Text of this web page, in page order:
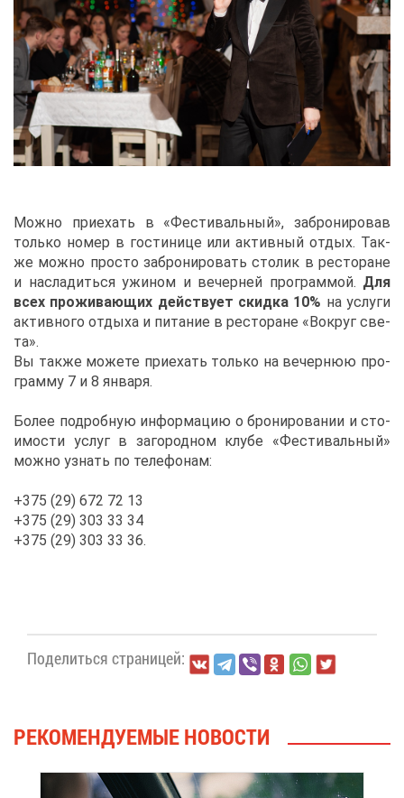
Мож­но при­е­хать в «Фе­сти­валь­ный», за­бро­ни­ро­вав
толь­ко но­мер в го­сти­ни­це или ак­тив­ный от­дых. Та­к­
же мож­но про­сто за­бро­ни­ро­вать сто­лик в ре­сто­ране
и на­сла­дить­ся ужи­ном и ве­чер­ней про­грам­мой. Для
всех про­жи­ва­ю­щих дей­ству­ет скид­ка 10% на услу­ги
ак­тив­но­го от­ды­ха и пи­та­ние в ре­сто­ране «Во­круг све­
та».
Вы та­к­же мо­же­те при­е­хать толь­ко на ве­чер­нюю про­
грам­му 7 и 8 ян­ва­ря.
Бо­лее по­дроб­ную ин­фор­ма­цию о бро­ни­ро­ва­нии и сто­
и­мо­сти услуг в за­го­род­ном клу­бе «Фе­сти­валь­ный»
мож­но узнать по те­ле­фо­нам:
+375 (29) 672 72 13
+375 (29) 303 33 34
+375 (29) 303 33 36.
По­де­лить­ся стра­ни­цей:
РЕ­КО­МЕН­ДУ­Е­МЫЕ НО­ВО­СТИ